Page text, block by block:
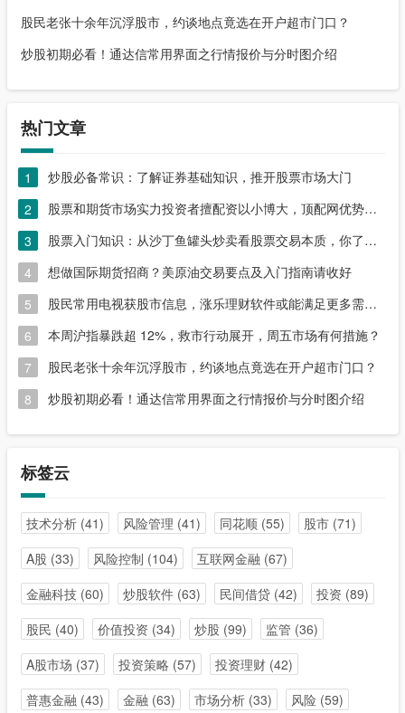
股民老张十余年沉浮股市，约谈地点竟选在开户超市门口？
炒股初期必看！通达信常用界面之行情报价与分时图介绍
热门文章
1
炒股必备常识：了解证券基础知识，推开股票市场大门
2
股票和期货市场实力投资者擅配资以小博大，顶配网优势尽显
3
股票入门知识：从沙丁鱼罐头炒卖看股票交易本质，你了解吗？
4
想做国际期货招商？美原油交易要点及入门指南请收好
5
股民常用电视获股市信息，涨乐理财软件或能满足更多需求？
6
本周沪指暴跌超 12%，救市行动展开，周五市场有何措施？
7
股民老张十余年沉浮股市，约谈地点竟选在开户超市门口？
8
炒股初期必看！通达信常用界面之行情报价与分时图介绍
标签云
技术分析(41) 风险管理 (41) 同花顺(55) 股市(71)
A股 (33) 风险控制 (104) 互联网金融 (67)
金融科技(60) 炒股软件(63) 民间借贷(42) 投资 (89)
股民 (40) 价值投资 (34) 炒股 (99) 监管 (36)
A股市场 (37) 投资策略 (57) 投资理财(42)
普惠金融 (43) 金融 (63) 市场分析(33) 风险(59)